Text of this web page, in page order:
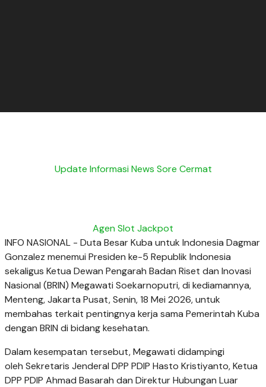
Update Informasi News Sore Cermat
Agen Slot Jackpot
INFO NASIONAL - Duta Besar Kuba untuk Indonesia Dagmar
Gonzalez menemui Presiden ke-5 Republik Indonesia
sekaligus Ketua Dewan Pengarah Badan Riset dan Inovasi
Nasional (BRIN) Megawati Soekarnoputri, di kediamannya,
Menteng, Jakarta Pusat, Senin, 18 Mei 2026, untuk
membahas terkait pentingnya kerja sama Pemerintah Kuba
dengan BRIN di bidang kesehatan.
Dalam kesempatan tersebut, Megawati didampingi
oleh Sekretaris Jenderal DPP PDIP Hasto Kristiyanto, Ketua
DPP PDIP Ahmad Basarah dan Direktur Hubungan Luar